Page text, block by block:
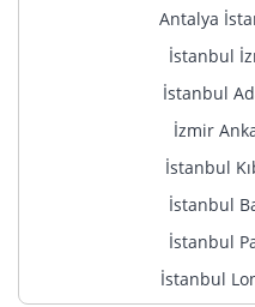
Antalya
İstanbul
İstanbul
İzmir
İstanbul
İstanbul
İstanbul
İstanbul